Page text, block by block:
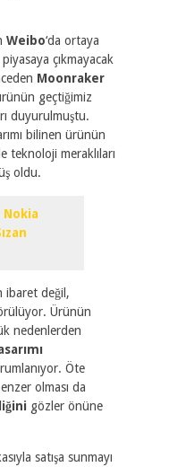
Weibo‘da ortaya
çıkmayacak
Moonraker
geçtiğimiz
duyurulmuştu.
bilinen ürünün
teknoloji meraklıları
oldu.
Nokia
ibaret değil,
Ürünün
nedenlerden
Öte
olması da
gözler önüne
satışa sunmayı